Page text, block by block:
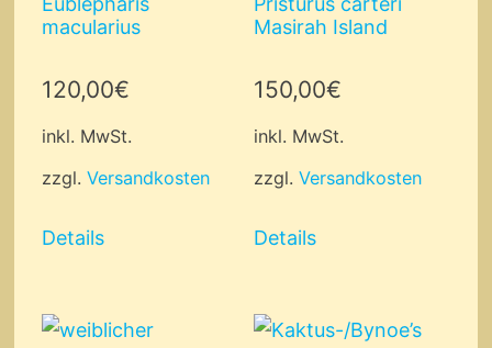
macularius
120,00€
inkl. MwSt.
zzgl. Versandkosten
Details
Masirah Island
150,00€
inkl. MwSt.
zzgl.Versandkosten
Details